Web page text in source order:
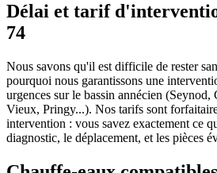
Délai et tarif
74
Nous savons qu'il est difficile de rester
pourquoi nous garantissons une
urgences sur le bassin annécien
Vieux, Pringy...). Nos tarifs sont
intervention : vous savez exactement ce
diagnostic, le déplacement, et les pièces